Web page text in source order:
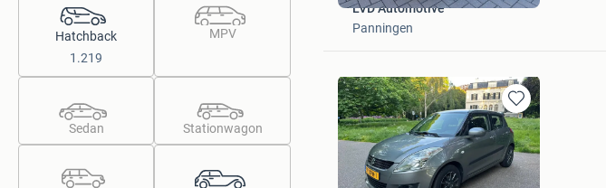
Hatchback
1.219
MPV
Sedan Stationwagon
LVD Automotive
Panningen
Bewaren
in
Mijn
Favorieten